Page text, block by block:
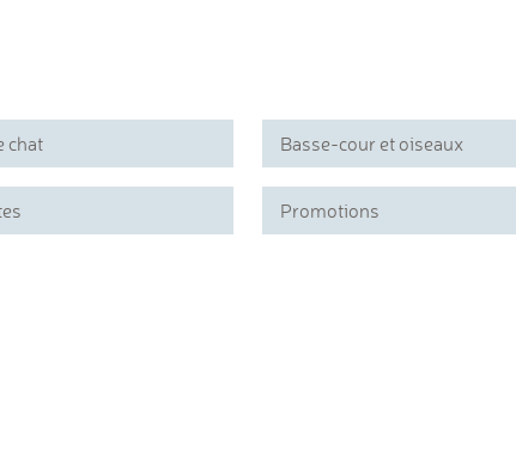
chat Basse-cour et oiseaux
Promotions